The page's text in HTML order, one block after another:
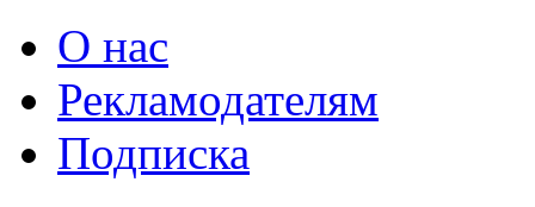
О нас
Рекламодателям
Подписка